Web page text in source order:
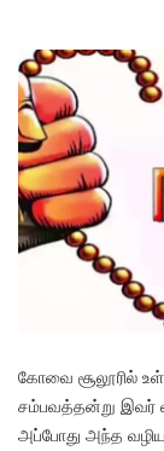
கோவை சூலூரில்
சம்பவத்தன்று இவர்
அப்போது அந்த